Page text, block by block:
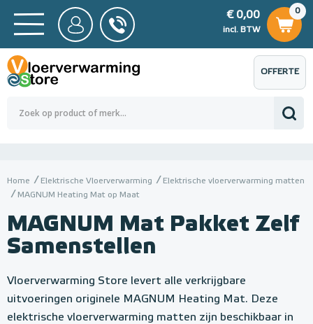
BTW
0,00
0
€ 0,00
incl. BTW
€ 0,00
OFFERTE
AANVRAGEN
Home Elektrische Vloerverwarming
Elektrische vloerverwarming matten
MAGNUM Heating Mat op Maat
MAGNUM Mat Pakket Zelf
Samenstellen
Vloerverwarming Store levert alle verkrijgbare
uitvoeringen originele MAGNUM Heating Mat. Deze
elektrische vloerverwarming matten zijn beschikbaar in